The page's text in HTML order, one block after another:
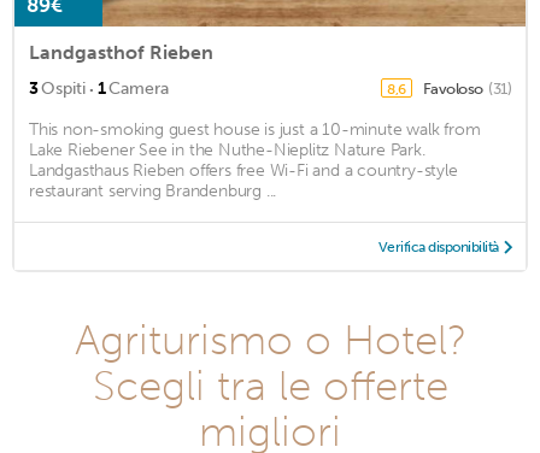
89€
Landgasthof Rieben
3Ospiti · 1Camera 8,6 Favoloso (31)
This non-smoking guest house is just a 10-minute walk from
Lake Riebener See in the Nuthe-Nieplitz Nature Park.
Landgasthaus Rieben offers free Wi-Fi and a country-style
restaurant serving Brandenburg ...
Verifica disponibilità
Agriturismo o Hotel?
Scegli tra le offerte
migliori